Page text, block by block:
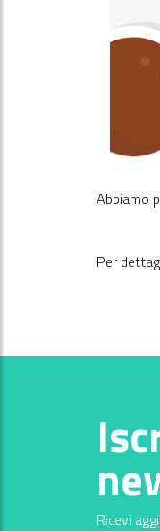
Abbiamo
Per
Ricevi